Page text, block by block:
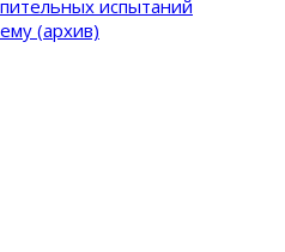
испытаний
(архив)